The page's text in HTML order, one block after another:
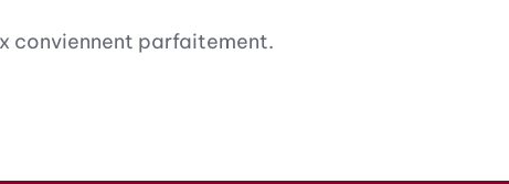
conviennent parfaitement.